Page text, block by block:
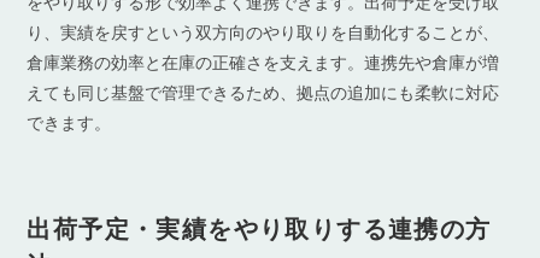
り、実績を戻すという双方向のやり取りを自動化することが、
倉庫業務の効率と在庫の正確さを支えます。連携先や倉庫が増
えても同じ基盤で管理できるため、拠点の追加にも柔軟に対応
できます。
出荷予定・実績をやり取りする連携の方